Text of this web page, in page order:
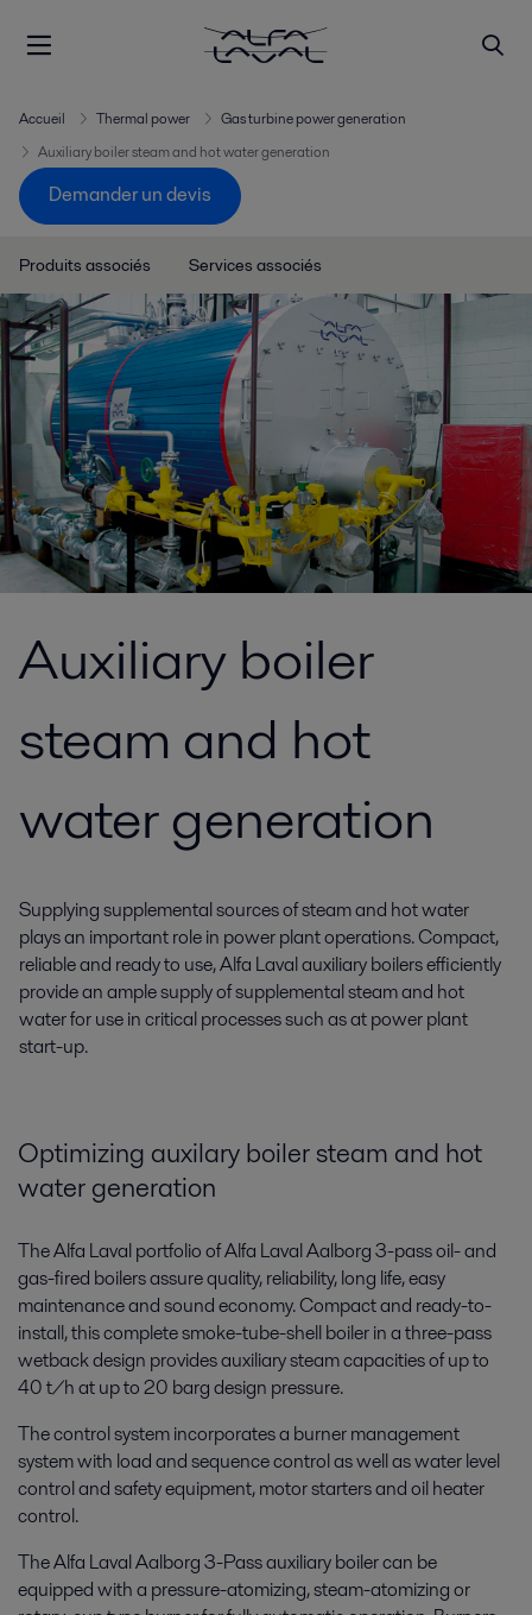
Accueil Thermal power
Gas turbine power generation
Auxiliary boiler steam and hot water generation
Demander un devis
Produits associés Services associés
Auxiliary boiler
steam and hot
water generation
Supplying supplemental sources of steam and hot water
plays an important role in power plant operations. Compact,
reliable and ready to use, Alfa Laval auxiliary boilers efficiently
provide an ample supply of supplemental steam and hot
water for use in critical processes such as at power plant
start-up.
Optimizing auxilary boiler steam and hot
water generation
The Alfa Laval portfolio of Alfa Laval Aalborg 3-pass oil- and
gas-fired boilers assure quality, reliability, long life, easy
maintenance and sound economy. Compact and ready-to-
install, this complete smoke-tube-shell boiler in a three-pass
wetback design provides auxiliary steam capacities of up to
40 t/h at up to 20 barg design pressure.
The control system incorporates a burner management
system with load and sequence control as well as water level
control and safety equipment, motor starters and oil heater
control.
The Alfa Laval Aalborg 3-Pass auxiliary boiler can be
equipped with a pressure-atomizing, steam-atomizing or